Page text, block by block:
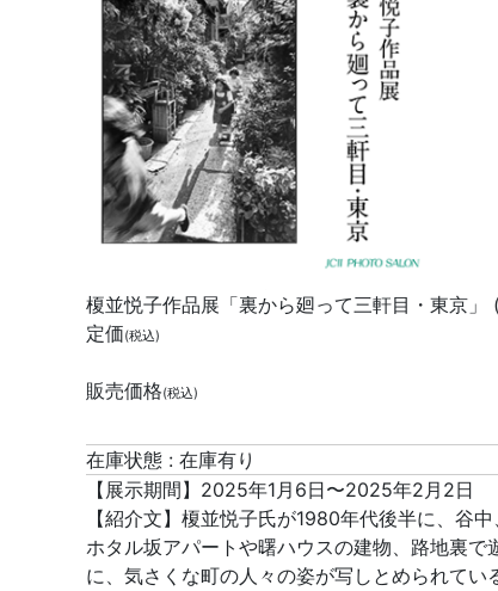
榎並悦子作品展「裏から廻って三軒目・東京」
定価(税込)
販売価格(税込)
在庫状態 : 在庫有り
【展示期間】2025年1月6日〜2025年2月2日
【紹介文】榎並悦子氏が1980年代後半に、谷
ホタル坂アパートや曙ハウスの建物、路地裏
に、気さくな町の人々の姿が写しとめられて